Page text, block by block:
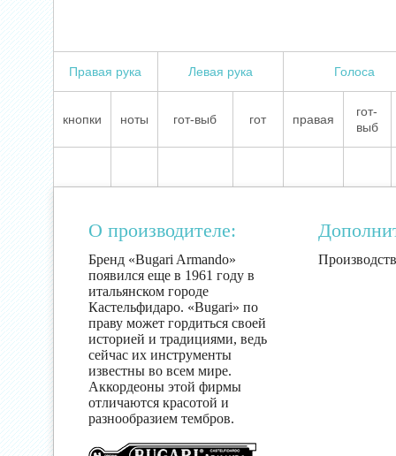
Правая рука Левая рука Голоса
кнопки ноты гот-выб гот правая
гот-
выб
О производителе:
Бренд «Bugari Armando»
появился еще в 1961 году в
итальянском городе
Кастельфидаро. «Bugari» по
праву может гордиться своей
историей и традициями, ведь
сейчас их инструменты
известны во всем мире.
Аккордеоны этой фирмы
отличаются красотой и
разнообразием тембров.